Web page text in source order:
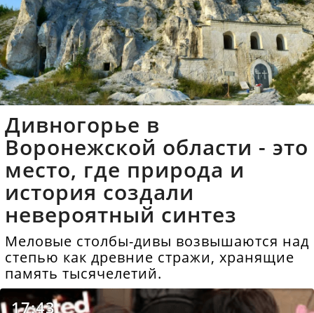
Дивногорье в
Воронежской области - это
место, где природа и
история создали
невероятный синтез
Меловые столбы-дивы возвышаются над
степью как древние стражи, хранящие
память тысячелетий.
17:43